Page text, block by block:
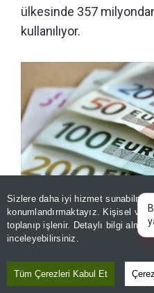
Sizlere daha iyi hizmet sunabilmek
konumlandırmaktayız. Kişisel
toplanıp işlenir. Detaylı bilgi
inceleyebilirsiniz.
Tüm Çerezleri Kabul Et
ülkesinde 357
kullanılıyor.
21 ülkede 357 milyon kişi
banknotları 25 yıl sonra